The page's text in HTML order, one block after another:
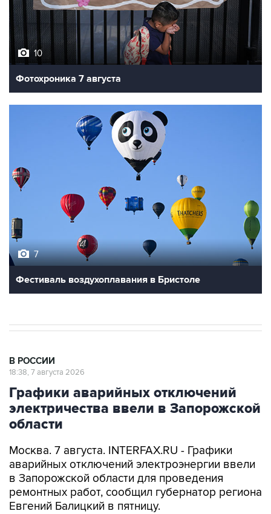
10
Фотохроника 7 августа
7
Фестиваль воздухоплавания в Бристоле
В РОССИИ
18:38, 7 августа 2026
Графики аварийных отключений
электричества ввели в Запорожской
области
Москва. 7 августа. INTERFAX.RU - Графики
аварийных отключений электроэнергии ввели
в Запорожской области для проведения
ремонтных работ, сообщил губернатор региона
Евгений Балицкий в пятницу.